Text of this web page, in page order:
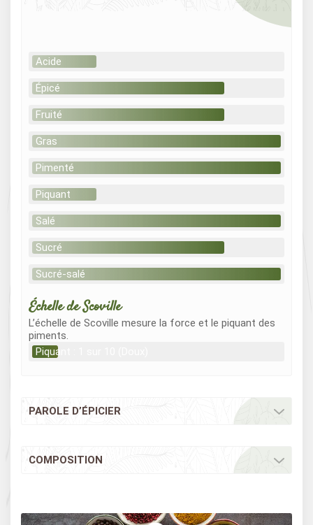
Acide
Épicé
Fruité
Gras
Pimenté
Piquant
Salé
Sucré
Sucré-salé
Échelle de Scoville
L’échelle de Scoville mesure la force et le piquant des
piments.
Piquant : 1 sur 10 (Doux)
PAROLE D’ÉPICIER
COMPOSITION